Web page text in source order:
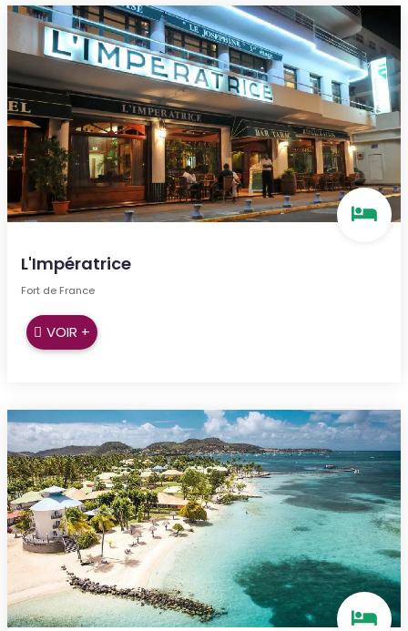
L'Impératrice
Fort de France
VOIR +